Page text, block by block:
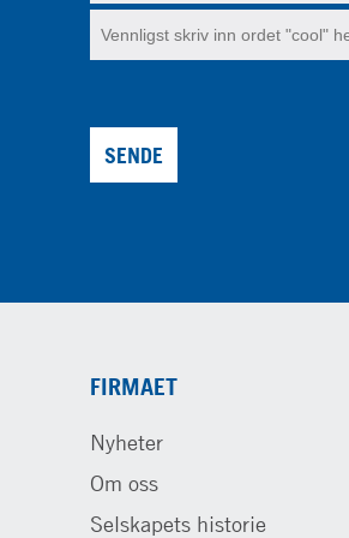
SENDE
FIRMAET
Nyheter
Om oss
Selskapets historie